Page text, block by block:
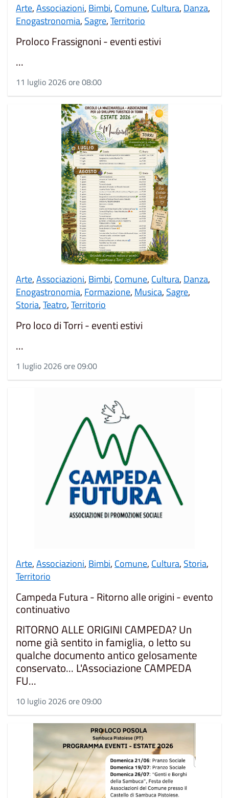
Arte,Associazioni, Bimbi, Comune, Cultura, Danza,
Enogastronomia, Sagre,Territorio
Proloco Frassignoni - eventi estivi
...
11 luglio 2026 ore 08:00
Arte,Associazioni, Bimbi, Comune, Cultura, Danza,
Enogastronomia, Formazione, Musica, Sagre,
Storia,Teatro,Territorio
Pro loco di Torri - eventi estivi
...
1 luglio 2026 ore 09:00
Arte,Associazioni, Bimbi, Comune, Cultura, Storia,
Territorio
Campeda Futura - Ritorno alle origini - evento
continuativo
RITORNO ALLE ORIGINI CAMPEDA? Un
nome già sentito in famiglia, o letto su
qualche documento antico gelosamente
conservato... L'Associazione CAMPEDA
FU...
10 luglio 2026 ore 09:00